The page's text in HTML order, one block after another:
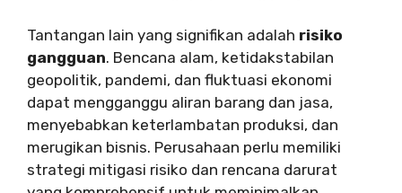
Tantangan lain yang signifikan adalah risiko
gangguan. Bencana alam, ketidakstabilan
geopolitik, pandemi, dan fluktuasi ekonomi
dapat mengganggu aliran barang dan jasa,
menyebabkan keterlambatan produksi, dan
merugikan bisnis. Perusahaan perlu memiliki
strategi mitigasi risiko dan rencana darurat